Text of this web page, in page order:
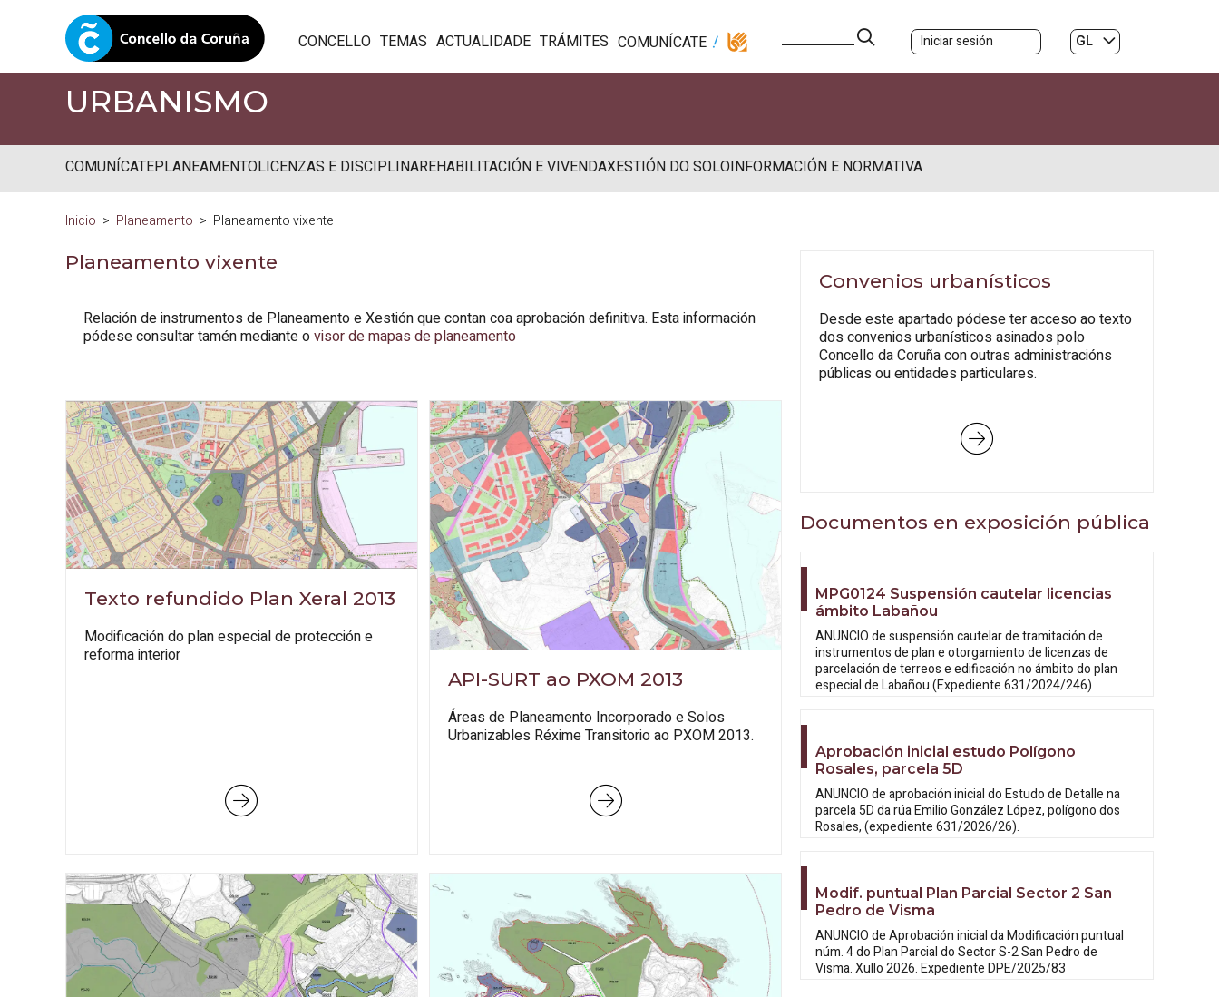
CONCELLO TEMAS ACTUALIDADE TRÁMITES COMUNÍCATE Iniciar sesión
GL
ES|
URBANISMO
COMUNÍCATEPLANEAMENTOLICENZAS E DISCIPLINAREHABILITACIÓN E VIVENDAXESTIÓN DO SOLOINFORMACIÓN E NORMATIVA
Inicio Planeamento Planeamento vixente
Planeamento vixente
Relación de instrumentos de Planeamento e Xestión que contan coa aprobación definitiva. Esta información
pódese consultar tamén mediante ovisor de mapas de planeamento
Texto refundido Plan Xeral 2013
Modificación do plan especial de protección e
reforma interior
API-SURT ao PXOM 2013
Áreas de Planeamento Incorporado e Solos
Urbanizables Réxime Transitorio ao PXOM 2013.
Convenios urbanísticos
Desde este apartado pódese ter acceso ao texto
dos convenios urbanísticos asinados polo
Concello da Coruña con outras administracións
públicas ou entidades particulares.
Documentos en exposición pública
MPG0124 Suspensión cautelar licencias
ámbito Labañou
ANUNCIO de suspensión cautelar de tramitación de
instrumentos de plan e otorgamiento de licenzas de
parcelación de terreos e edificación no ámbito do plan
especial de Labañou (Expediente 631/2024/246)
Aprobación inicial estudo Polígono
Rosales, parcela 5D
ANUNCIO de aprobación inicial do Estudode Detalle na
parcela 5D da rúa Emilio González López, polígono dos
Rosales, (expediente 631/2026/26).
Modif. puntual Plan Parcial Sector 2 San
Pedro de Visma
ANUNCIO de Aprobación inicial daModificación puntual
núm. 4 do Plan Parcial do Sector S-2 San Pedro de
Visma. Xullo 2026. Expediente DPE/2025/83